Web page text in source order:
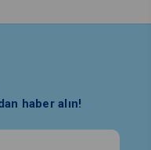
haber alın!